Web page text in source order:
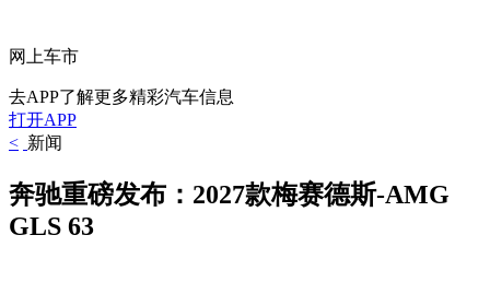
网上车市
去APP了解更多精彩汽车信息
打开APP
< 新闻
奔驰重磅发布：2027款梅赛德斯-AMG
GLS 63